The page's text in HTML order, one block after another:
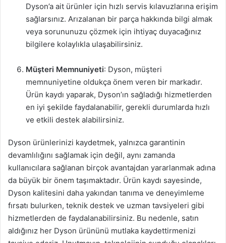
Dyson’a ait ürünler için hızlı servis kılavuzlarına erişim
sağlarsınız. Arızalanan bir parça hakkında bilgi almak
veya sorununuzu çözmek için ihtiyaç duyacağınız
bilgilere kolaylıkla ulaşabilirsiniz.
Müşteri Memnuniyeti: Dyson, müşteri
memnuniyetine oldukça önem veren bir markadır.
Ürün kaydı yaparak, Dyson’ın sağladığı hizmetlerden
en iyi şekilde faydalanabilir, gerekli durumlarda hızlı
ve etkili destek alabilirsiniz.
Dyson ürünlerinizi kaydetmek, yalnızca garantinin
devamlılığını sağlamak için değil, aynı zamanda
kullanıcılara sağlanan birçok avantajdan yararlanmak adına
da büyük bir önem taşımaktadır. Ürün kaydı sayesinde,
Dyson kalitesini daha yakından tanıma ve deneyimleme
fırsatı bulurken, teknik destek ve uzman tavsiyeleri gibi
hizmetlerden de faydalanabilirsiniz. Bu nedenle, satın
aldığınız her Dyson ürününü mutlaka kaydettirmenizi